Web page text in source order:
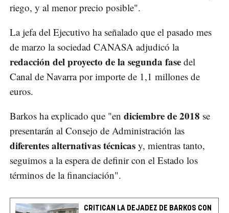
riego, y al menor precio posible".
La jefa del Ejecutivo ha señalado que el pasado mes
de marzo la sociedad CANASA adjudicó la
redacción del proyecto de la segunda fase del
Canal de Navarra por importe de 1,1 millones de
euros.
Barkos ha explicado que "en diciembre de 2018 se
presentarán al Consejo de Administración las
diferentes alternativas técnicas y, mientras tanto,
seguimos a la espera de definir con el Estado los
términos de la financiación".
CRITICAN LA DEJADEZ DE BARKOS CON